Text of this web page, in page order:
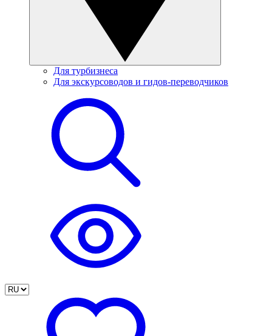
Для турбизнеса
Для экскурсоводов и гидов-переводчиков